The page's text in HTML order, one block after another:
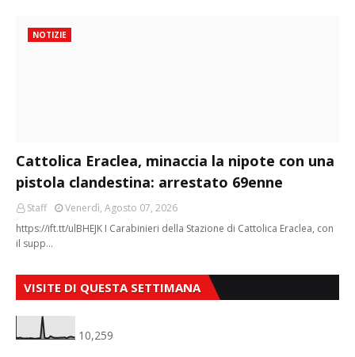
NOTIZIE
Cattolica Eraclea, minaccia la nipote con una
pistola clandestina: arrestato 69enne
Staff
Venerdì, Agosto 07, 2026
https://ift.tt/ulBHEJK I Carabinieri della Stazione di Cattolica Eraclea, con
il supp…
VISITE DI QUESTA SETTIMANA
10,259